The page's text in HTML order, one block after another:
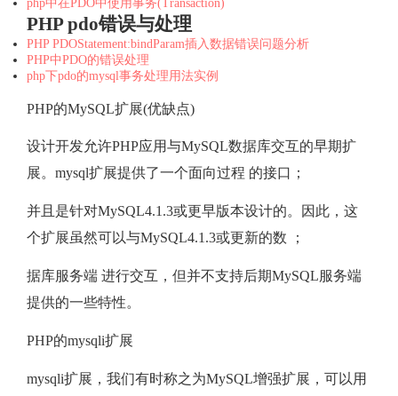
php中在PDO中使用事务(Transaction)
PHP pdo错误与处理
PHP PDOStatement:bindParam插入数据错误问题分析
PHP中PDO的错误处理
php下pdo的mysql事务处理用法实例
PHP的MySQL扩展(优缺点)
设计开发允许PHP应用与MySQL数据库交互的早期扩
展。mysql扩展提供了一个面向过程 的接口；
并且是针对MySQL4.1.3或更早版本设计的。因此，这
个扩展虽然可以与MySQL4.1.3或更新的数 ；
据库服务端 进行交互，但并不支持后期MySQL服务端
提供的一些特性。
PHP的mysqli扩展
mysqli扩展，我们有时称之为MySQL增强扩展，可以用